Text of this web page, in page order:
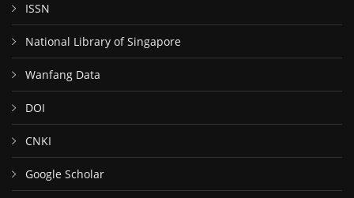
ISSN
National Library of Singapore
Wanfang Data
DOI
CNKI
Google Scholar